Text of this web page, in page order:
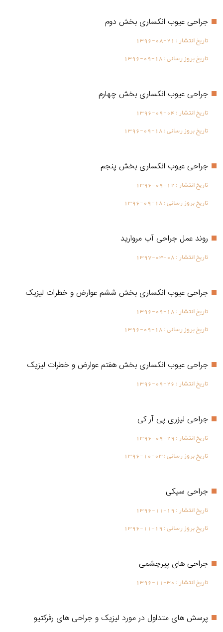
جراحی عیوب انکساری بخش دوم
تاریخ انتشار : 1396-08-21
تاریخ بروز رسانی :1396-09-18
جراحی عیوب انکساری بخش چهارم
تاریخ انتشار :1396-09-04
تاریخ بروز رسانی :1396-09-18
جراحی عیوب انکساری بخش پنجم
تاریخ انتشار :1396-09-12
تاریخ بروز رسانی :1396-09-18
روند عمل جراحی آب مروارید
تاریخ انتشار :1397-03-08
جراحی عیوب انکساری بخش ششم عوارض و خطرات لیزیک
تاریخ انتشار :1396-09-18
تاریخ بروز رسانی :1396-09-18
جراحی عیوب انکساری بخش هفتم عوارض و خطرات لیزیک
تاریخ انتشار :1396-09-26
جراحی لیزری پی آر کی
تاریخ انتشار :1396-09-29
تاریخ بروز رسانی :1396-10-03
جراحی سیکی
تاریخ انتشار :1396-11-19
تاریخ بروز رسانی :1396-11-19
جراحی های پیرچشمی
تاریخ انتشار :1396-11-30
پرسش های متداول در مورد لیزیک و جراحی های رفرکتیو